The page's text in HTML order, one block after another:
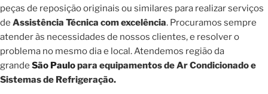
peças de reposição originais ou similares para realizar serviços
de Assistência Técnica com excelência. Procuramos sempre
atender às necessidades de nossos clientes, e resolver o
problema no mesmo dia e local. Atendemos região da
grande São Paulopara equipamentos de Ar Condicionado e
Sistemas de Refrigeração.